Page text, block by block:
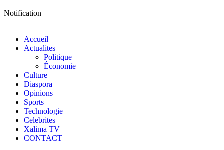
Notification
Accueil
Actualites
Politique
Économie
Culture
Diaspora
Opinions
Sports
Technologie
Celebrites
Xalima TV
CONTACT